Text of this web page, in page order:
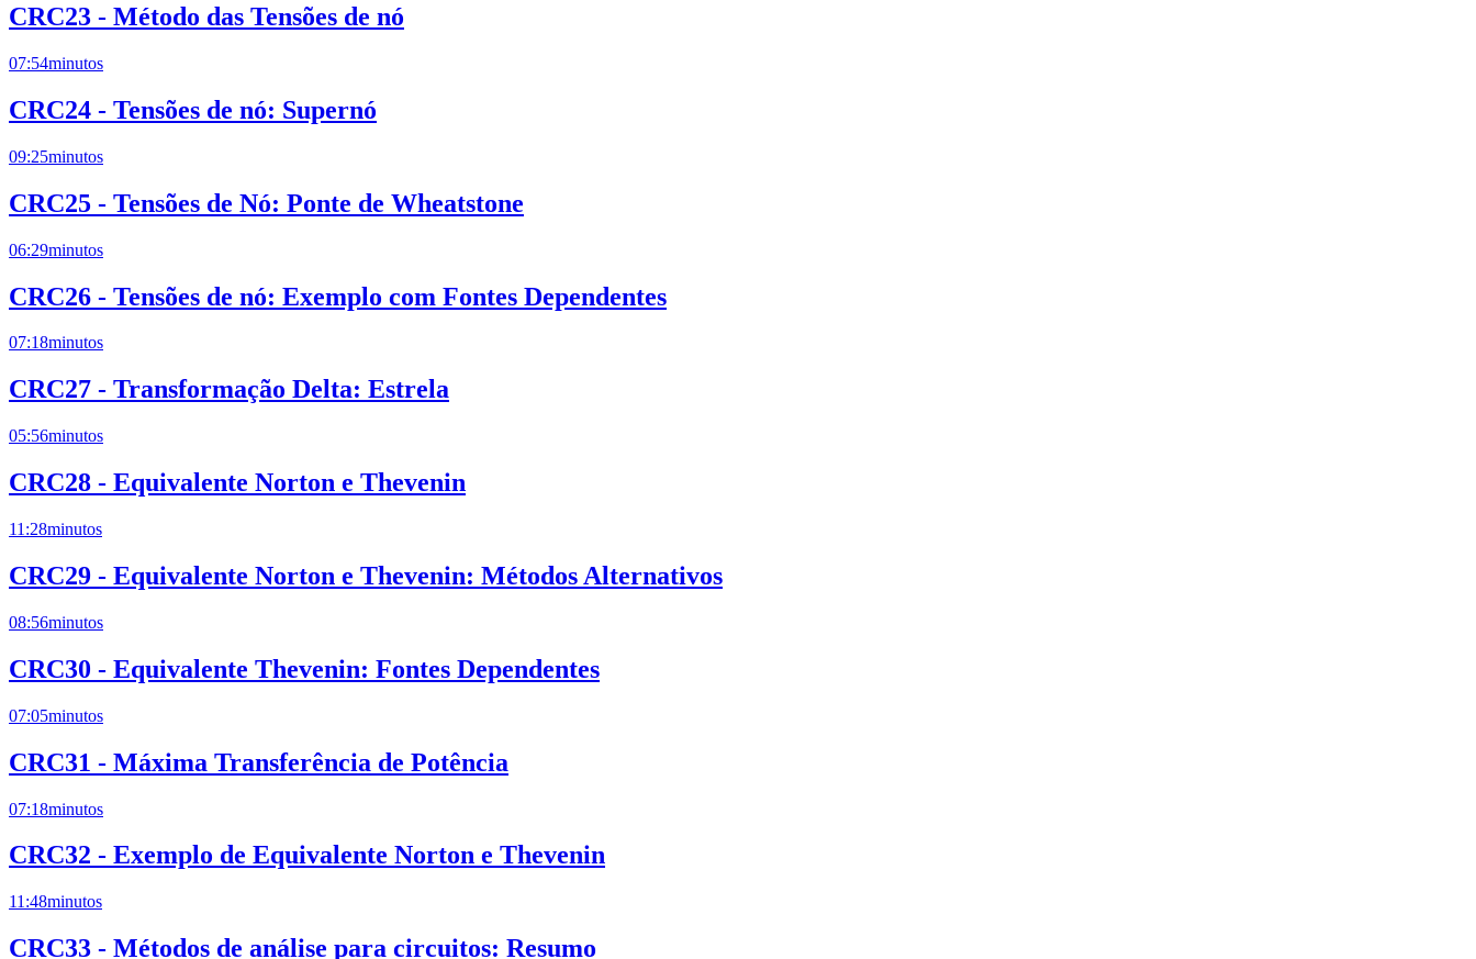
CRC23 - Método das Tensões de nó
07:54minutos
CRC24 - Tensões de nó: Supernó
09:25minutos
CRC25 - Tensões de Nó: Ponte de Wheatstone
06:29minutos
CRC26 - Tensões de nó: Exemplo com Fontes Dependentes
07:18minutos
CRC27 - Transformação Delta: Estrela
05:56minutos
CRC28 - Equivalente Norton e Thevenin
11:28minutos
CRC29 - Equivalente Norton e Thevenin: Métodos Alternativos
08:56minutos
CRC30 - Equivalente Thevenin: Fontes Dependentes
07:05minutos
CRC31 - Máxima Transferência de Potência
07:18minutos
CRC32 - Exemplo de Equivalente Norton e Thevenin
11:48minutos
CRC33 - Métodos de análise para circuitos: Resumo